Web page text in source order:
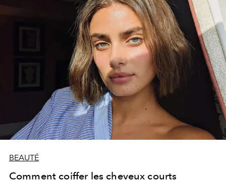
BEAUTÉ
Comment coiffer les cheveux courts